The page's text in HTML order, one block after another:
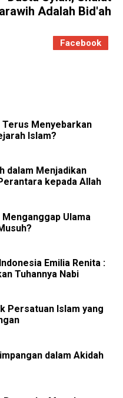
Adalah Bid'ah
Facebook
Terus Menyebarkan
Islam?
dalam Menjadikan
kepada Allah
Ulama
Emilia Renita :
Tuhannya Nabi
Persatuan Islam yang
dalam Akidah